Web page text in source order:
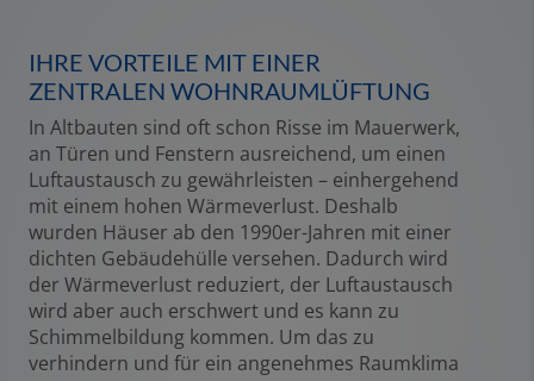
IHRE VORTEILE MIT EINER
ZENTRALEN WOHNRAUMLÜFTUNG
In Altbauten sind oft schon Risse im Mauerwerk,
an Türen und Fenstern ausreichend, um einen
Luftaustausch zu gewährleisten – einhergehend
mit einem hohen Wärmeverlust. Deshalb
wurden Häuser ab den 1990er-Jahren mit einer
dichten Gebäudehülle versehen. Dadurch wird
der Wärmeverlust reduziert, der Luftaustausch
wird aber auch erschwert und es kann zu
Schimmelbildung kommen. Um das zu
verhindern und für ein angenehmes Raumklima